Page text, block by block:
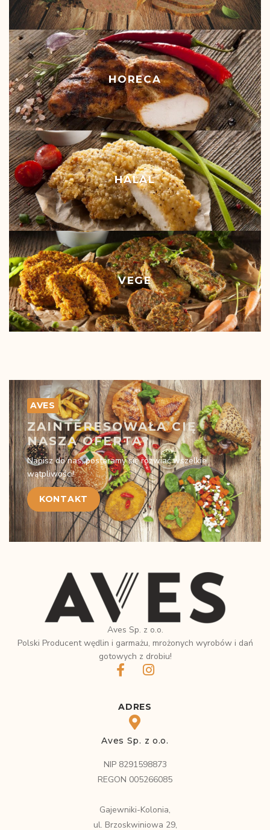
HORECA
HALAL
VEGE
AVES
ZAINTERESOWAŁA CIĘ
NASZA OFERTA?
Napisz do nas, postaramy się rozwiać wszelkie
wątpliwości!
KONTAKT
Aves Sp. z o.o.
Polski Producent wędlin i garmażu, mrożonych wyrobów i dań
gotowych z drobiu!
ADRES
Aves Sp. z o.o.
NIP 8291598873
REGON 005266085
Gajewniki-Kolonia,
ul. Brzoskwiniowa 29,